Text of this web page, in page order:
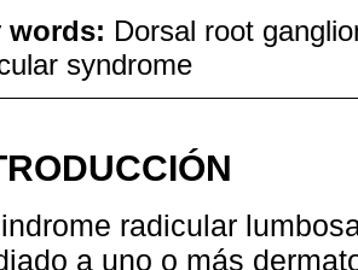
words: Dorsal root
syndrome
radicular
a uno o más